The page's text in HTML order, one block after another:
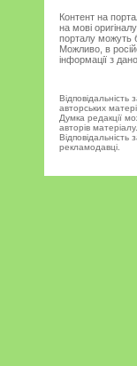
Контент на
на мові
порталу можуть
Можливо, в
інформації з
Відповідальність
авторських
Думка редакції
авторів матеріалу.
Відповідальність
рекламодавці.